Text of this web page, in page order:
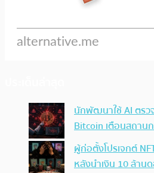
นักพัฒนาใช้ AI ตร
Bitcoin เตือนสถาน
ผู้ก่อตั้งโปรเจกต์
หลังนำเงิน 10 ล้าน